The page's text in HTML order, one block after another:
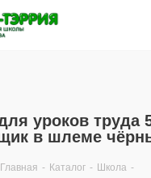
уроков труда
в шлеме
Главная - Каталог - Школа -